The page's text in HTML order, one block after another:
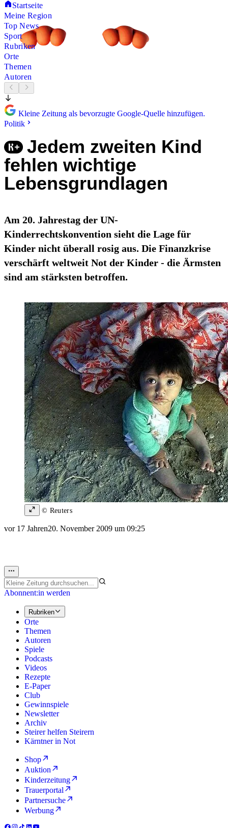
Startseite
Meine Region
Top News
Sport
Rubriken
Orte
Themen
Autoren
Kleine Zeitung als bevorzugte Google-Quelle hinzufügen.
Politik
Jedem zweiten Kind
fehlen wichtige
Lebensgrundlagen
Am 20. Jahrestag der UN-
Kinderrechtskonvention sieht die Lage für
Kinder nicht überall rosig aus. Die Finanzkrise
verschärft weltweit Not der Kinder - die Ärmsten
sind am stärksten betroffen.
© Reuters
vor 17 Jahren20. November 2009 um 09:25
Abonnent:in werden
Rubriken
Orte
Themen
Autoren
Spiele
Podcasts
Videos
Rezepte
E-Paper
Club
Gewinnspiele
Newsletter
Archiv
Steirer helfen Steirern
Kärntner in Not
Shop
Auktion
Kinderzeitung
Trauerportal
Partnersuche
Werbung